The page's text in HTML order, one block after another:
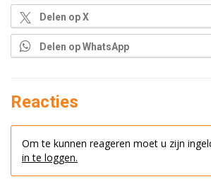
Delen op X
Delen op WhatsApp
Reacties
Om te kunnen reageren moet u zijn
in te loggen.